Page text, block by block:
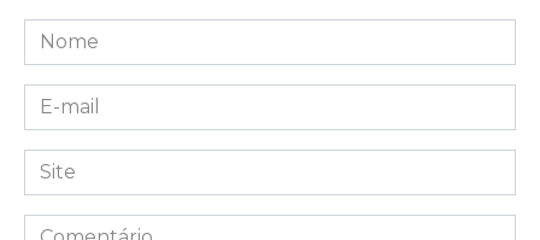
Nome
*
E-
mail
*Site
Comentário